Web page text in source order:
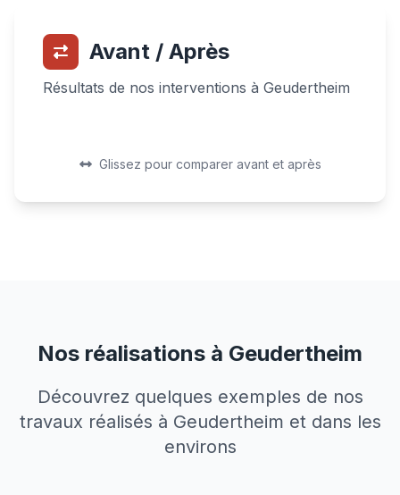
Avant / Après
Résultats de nos interventions à Geudertheim
Avant
Après
Glissez pour comparer avant et après
Nos réalisations à Geudertheim
Découvrez quelques exemples de nos
travaux réalisés à Geudertheim et dans les
environs